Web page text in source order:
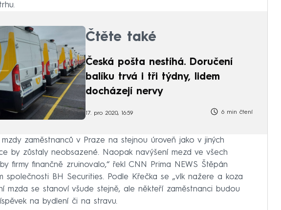
Čtěte také
Česká pošta nestíhá. Doručení
balíku trvá i tři týdny, lidem
docházejí nervy
17. pro 2020, 16:59 6 min čtení
mzdy zaměstnanců v Praze na stejnou úroveň jako v jiných
by zůstaly neobsazené. Naopak navýšení mezd ve všech
firmy finančně zruinovalo,“ řekl CNN Prima NEWS Štěpán
společnosti BH Securities. Podle Křečka se „vlk nažere a koza
mzda se stanoví všude stejně, ale někteří zaměstnanci budou
na bydlení či na stravu.